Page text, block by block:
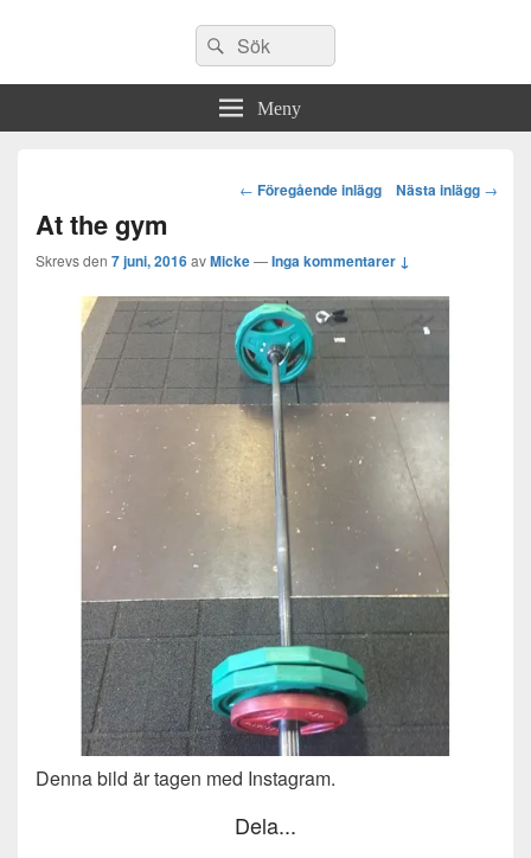
Sök
efter:
Sök
Meny
Post
← Föregående inlägg Nästa inlägg →
At the gym
Skrevs den 7 juni, 2016avMicke—Inga kommentarer ↓
Denna bild är tagen med Instagram.
Dela...